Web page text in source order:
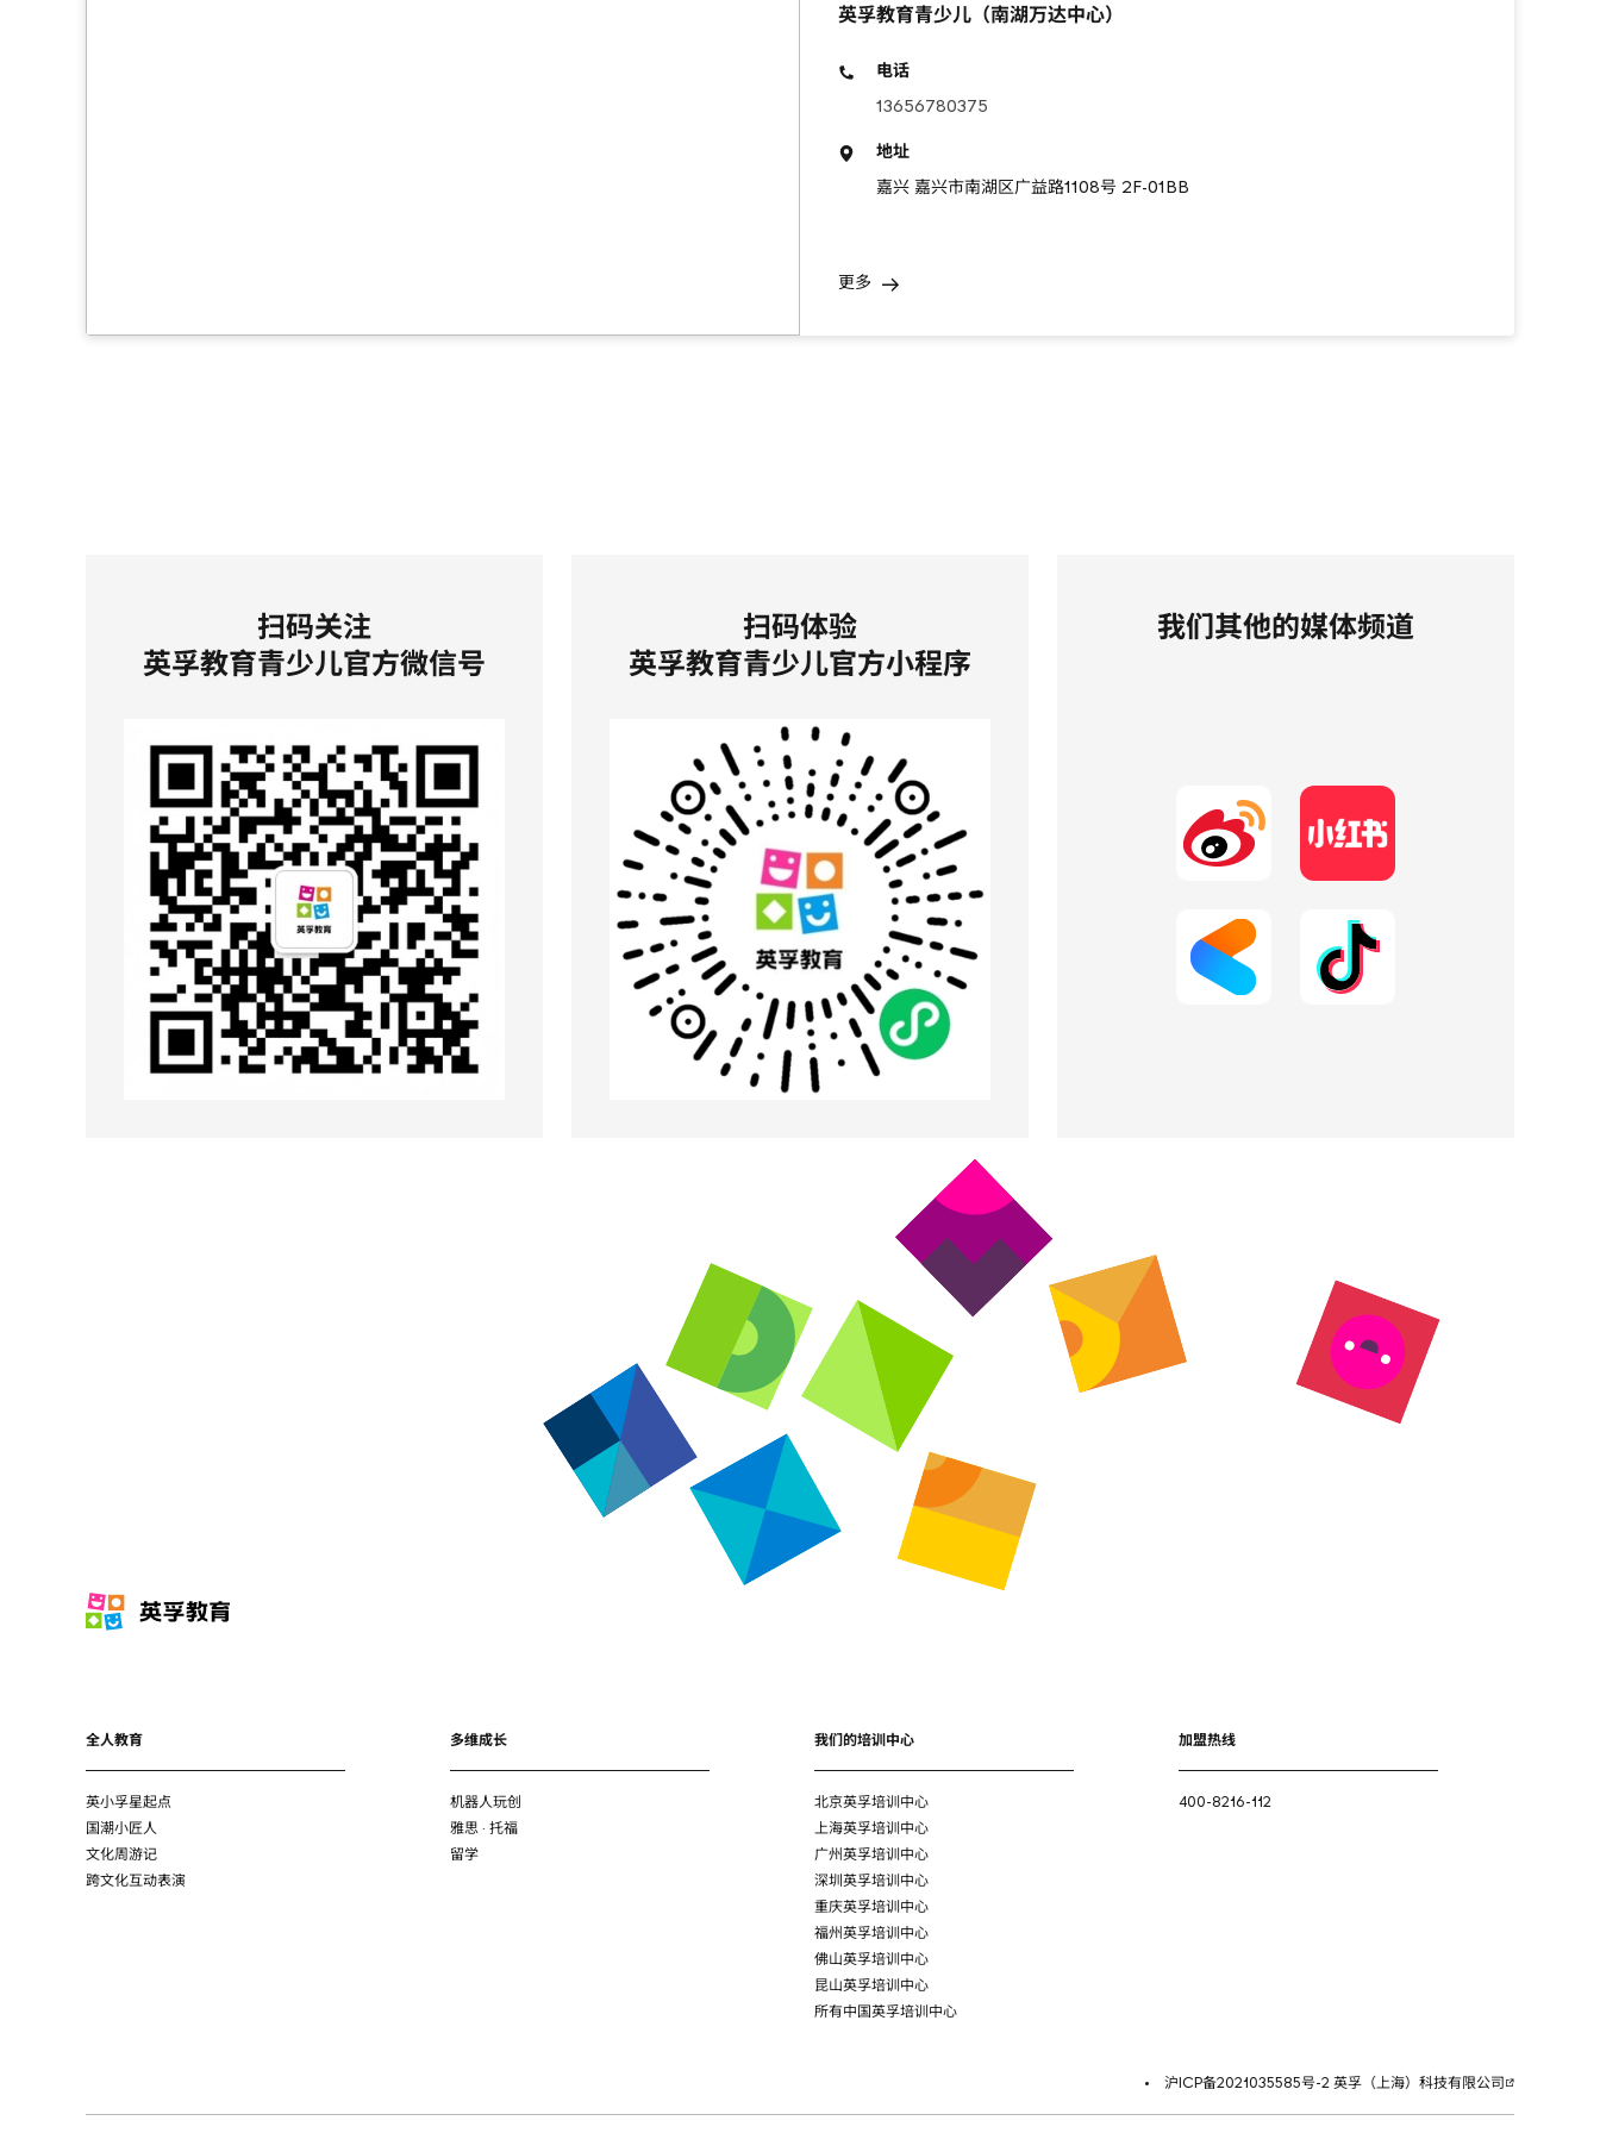
英孚教育青少儿（南湖万达中心）
电话
13656780375
地址
嘉兴 嘉兴市南湖区广益路1108号 2F-01BB
更多
扫码关注
英孚教育青少儿官方微信号
扫码体验
英孚教育青少儿官方小程序
我们其他的媒体频道
全人教育
英小孚星起点
国潮小匠人
文化周游记
跨文化互动表演
多维成长
机器人玩创
雅思 · 托福
留学
我们的培训中心
北京英孚培训中心
上海英孚培训中心
广州英孚培训中心
深圳英孚培训中心
重庆英孚培训中心
福州英孚培训中心
佛山英孚培训中心
昆山英孚培训中心
所有中国英孚培训中心
加盟热线
400-8216-112
沪ICP备2021035585号-2 英孚（上海）科技有限公司